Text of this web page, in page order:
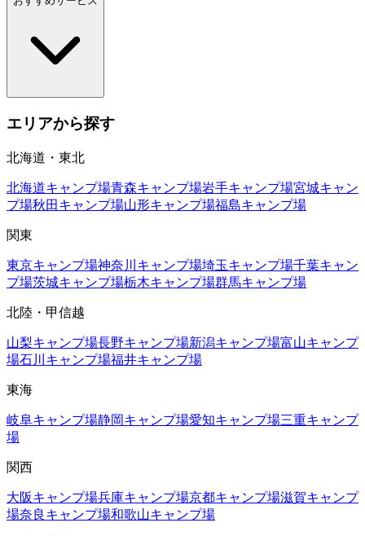
エリアから探す
北海道・東北
北海道キャンプ場青森キャンプ場岩手キャンプ場宮城キャン
プ場秋田 キャンプ場山形キャンプ場福島キャンプ場
関東
東京キャンプ場神奈川 キャンプ場埼玉キャンプ場千葉キャン
プ場茨城キャンプ場栃木キャンプ場群馬キャンプ場
北陸・甲信越
山梨キャンプ場長野キャンプ場新潟キャンプ場富山キャンプ
場石川 キャンプ場福井キャンプ場
東海
岐阜キャンプ場静岡キャンプ場愛知キャンプ場三重キャンプ
場
関西
大阪キャンプ場兵庫キャンプ場京都キャンプ場滋賀キャンプ
場奈良 キャンプ場和歌山キャンプ場